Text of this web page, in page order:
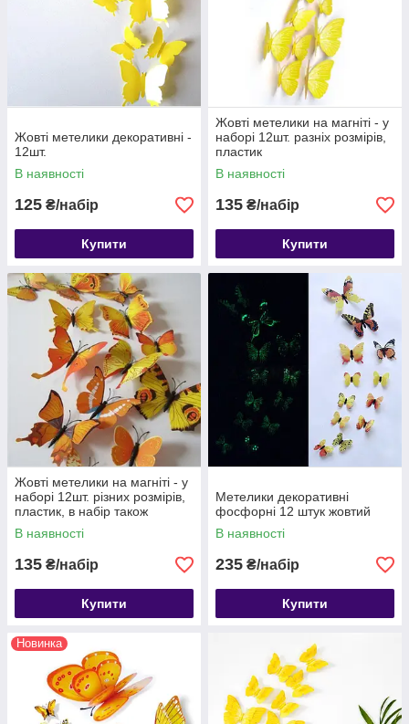
Жовті метелики декоративні -
12шт.
В наявності
125 ₴/набір
Купити
Жовті метелики на магніті - у
наборі 12шт. разніх розмірів,
пластик
В наявності
135 ₴/набір
Купити
Жовті метелики на магніті - у
наборі 12шт. різних розмірів,
пластик, в набір також
входить 2-х сторонній скотч
В наявності
135 ₴/набір
Купити
Метелики декоративні
фосфорні 12 штук жовтий
В наявності
235 ₴/набір
Купити
Новинка